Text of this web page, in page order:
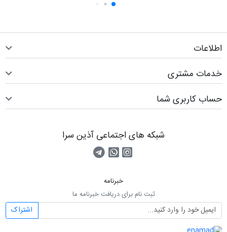
اطلاعات
خدمات مشتری
حساب کاربری شما
شبکه های اجتماعی آذین سرا
صفحه اینستاگرام
تماس با واتس اپ
کانال تلگرام
خبرنامه
ثبت نام برای دریافت خبرنامه ما
اشتراک